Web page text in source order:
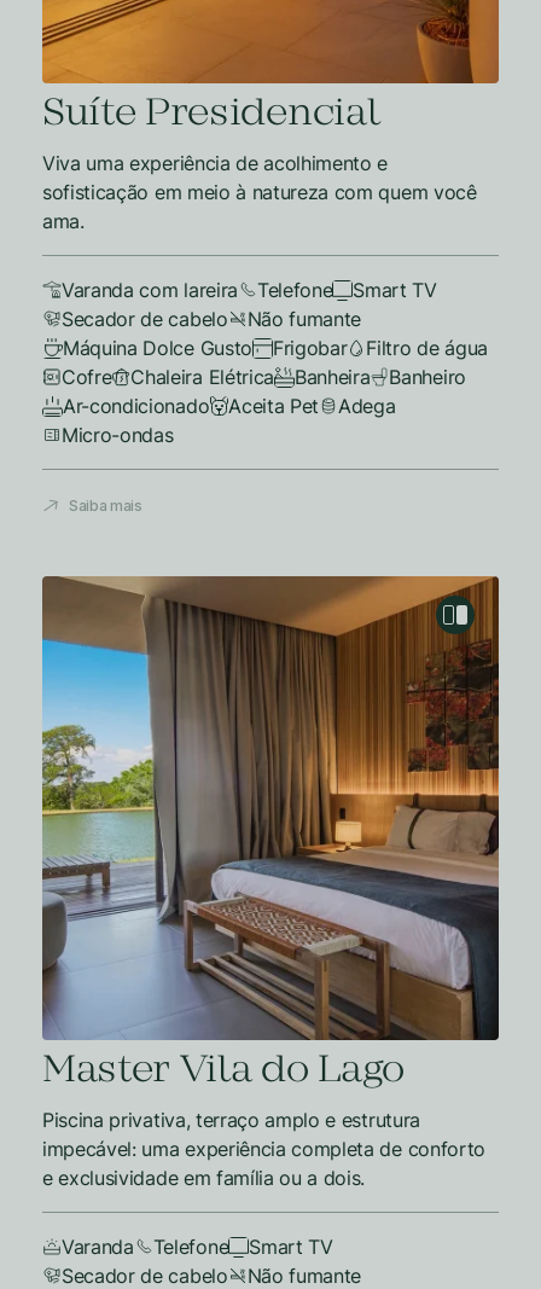
Suíte Presidencial
Viva uma experiência de acolhimento e
sofisticação em meio à natureza com quem você
ama.
Varanda com lareira Telefone
Smart TV
Secador de cabelo
Não fumante
Máquina Dolce Gusto
Frigobar
Filtro de água
Cofre
Chaleira Elétrica Banheira
Banheiro
Ar-condicionado
Aceita Pet
Adega
Micro-ondas
Saiba mais
Master Vila do Lago
Piscina privativa, terraço amplo e estrutura
impecável: uma experiência completa de conforto
e exclusividade em família ou a dois.
Varanda Telefone
Smart TV
Secador de cabelo
Não fumante